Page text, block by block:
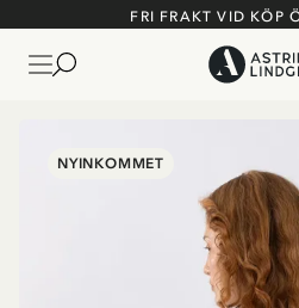
FRI FRAKT VID KÖP
NYINKOMMET